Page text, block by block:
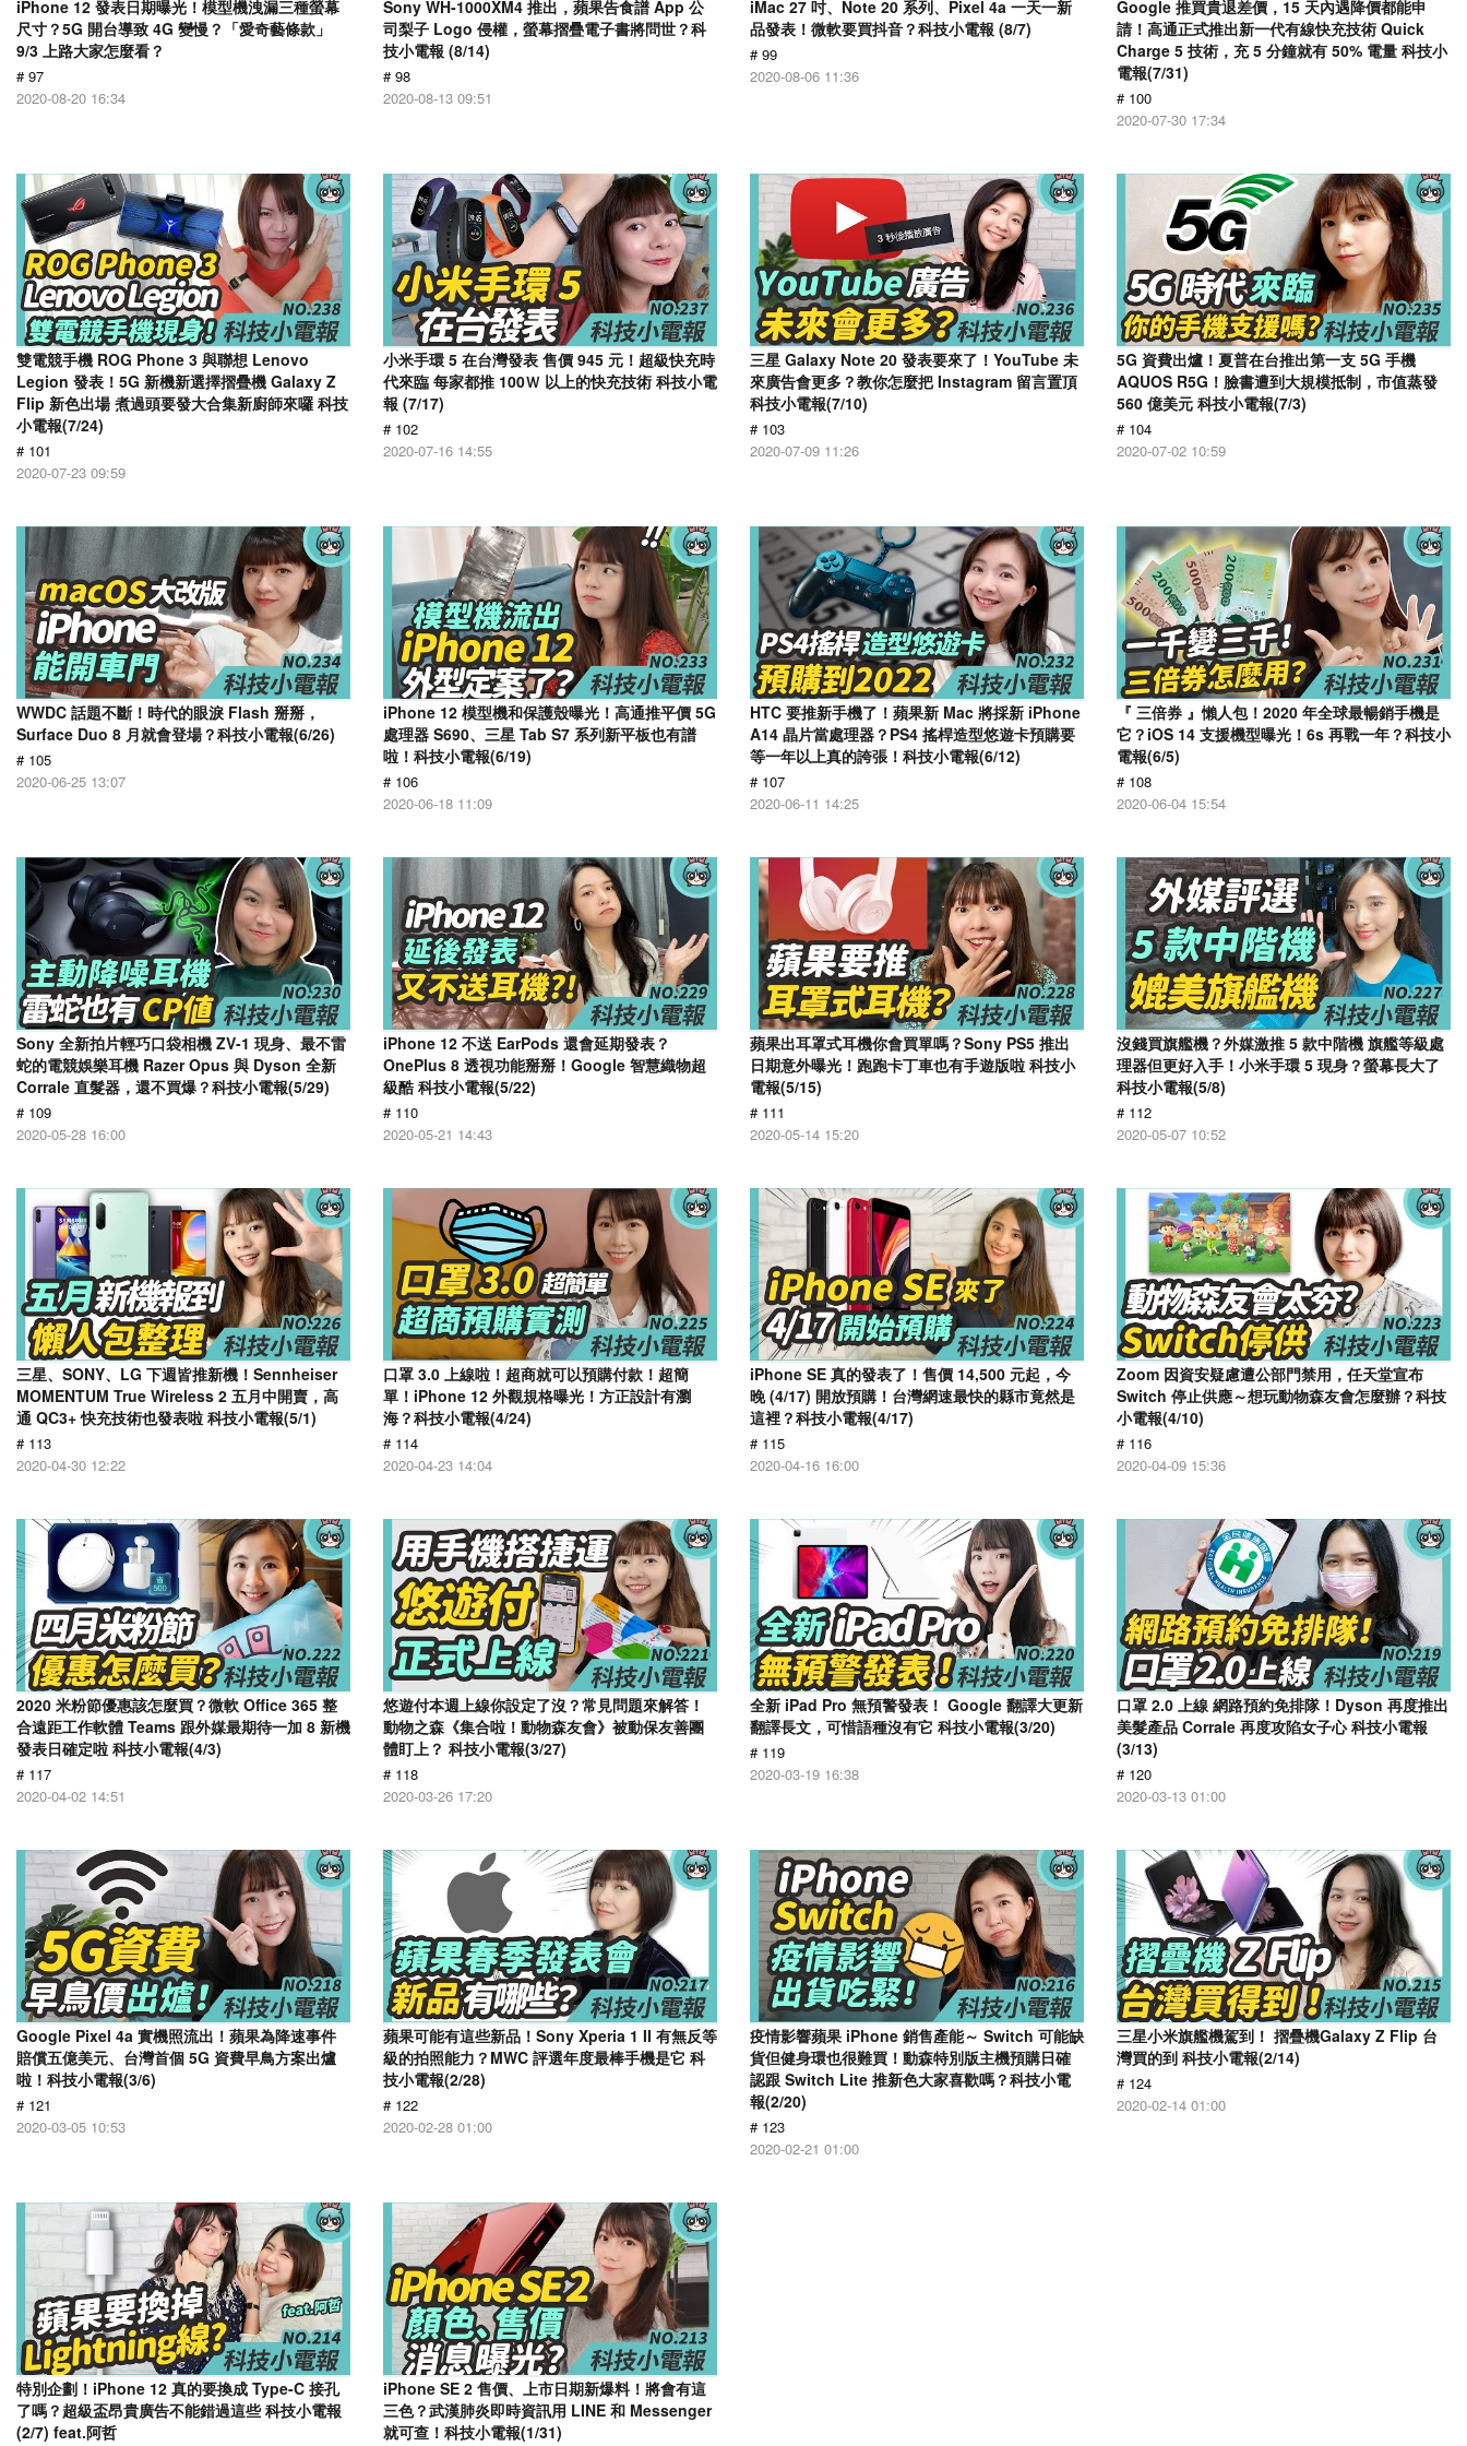
iPhone 12 發表日期曝光！模型機洩漏三種螢幕
尺寸？5G 開台導致 4G 變慢？「愛奇藝條款」
9/3 上路大家怎麼看？
# 97
2020-08-20 16:34
Sony WH-1000XM4 推出，蘋果告食譜 App 公
司梨子 Logo 侵權，螢幕摺疊電子書將問世？科
技小電報 (8/14)
# 98
2020-08-13 09:51
iMac 27 吋、Note 20 系列、Pixel 4a 一天一新
品發表！微軟要買抖音？科技小電報 (8/7)
# 99
2020-08-06 11:36
Google 推買貴退差價，15 天內遇降價都能申
請！高通正式推出新一代有線快充技術 Quick
Charge 5 技術，充 5 分鐘就有 50% 電量 科技小
電報(7/31)
# 100
2020-07-30 17:34
雙電競手機 ROG Phone 3 與聯想 Lenovo
Legion 發表！5G 新機新選擇摺疊機 Galaxy Z
Flip 新色出場 煮過頭要發大合集新廚師來囉 科技
小電報(7/24)
# 101
2020-07-23 09:59
小米手環 5 在台灣發表 售價 945 元！超級快充時
代來臨 每家都推 100Ｗ 以上的快充技術 科技小電
報 (7/17)
# 102
2020-07-16 14:55
三星 Galaxy Note 20 發表要來了！YouTube 未
來廣告會更多？教你怎麼把 Instagram 留言置頂
科技小電報(7/10)
# 103
2020-07-09 11:26
5G 資費出爐！夏普在台推出第一支 5G 手機
AQUOS R5G！臉書遭到大規模抵制，市值蒸發
560 億美元 科技小電報(7/3)
# 104
2020-07-02 10:59
WWDC 話題不斷！時代的眼淚 Flash 掰掰，
Surface Duo 8 月就會登場？科技小電報(6/26)
# 105
2020-06-25 13:07
iPhone 12 模型機和保護殼曝光！高通推平價 5G
處理器 S690、三星 Tab S7 系列新平板也有譜
啦！科技小電報(6/19)
# 106
2020-06-18 11:09
HTC 要推新手機了！蘋果新 Mac 將採新 iPhone
A14 晶片當處理器？PS4 搖桿造型悠遊卡預購要
等一年以上真的誇張！科技小電報(6/12)
# 107
2020-06-11 14:25
『 三倍券 』懶人包！2020 年全球最暢銷手機是
它？iOS 14 支援機型曝光！6s 再戰一年？科技小
電報(6/5)
# 108
2020-06-04 15:54
Sony 全新拍片輕巧口袋相機 ZV-1 現身、最不雷
蛇的電競娛樂耳機 Razer Opus 與 Dyson 全新
Corrale 直髮器，還不買爆？科技小電報(5/29)
# 109
2020-05-28 16:00
iPhone 12 不送 EarPods 還會延期發表？
OnePlus 8 透視功能掰掰！Google 智慧織物超
級酷 科技小電報(5/22)
# 110
2020-05-21 14:43
蘋果出耳罩式耳機你會買單嗎？Sony PS5 推出
日期意外曝光！跑跑卡丁車也有手遊版啦 科技小
電報(5/15)
# 111
2020-05-14 15:20
沒錢買旗艦機？外媒激推 5 款中階機 旗艦等級處
理器但更好入手！小米手環 5 現身？螢幕長大了
科技小電報(5/8)
# 112
2020-05-07 10:52
三星、SONY、LG 下週皆推新機！Sennheiser
MOMENTUM True Wireless 2 五月中開賣，高
通 QC3+ 快充技術也發表啦 科技小電報(5/1)
# 113
2020-04-30 12:22
口罩 3.0 上線啦！超商就可以預購付款！超簡
單！iPhone 12 外觀規格曝光！方正設計有瀏
海？科技小電報(4/24)
# 114
2020-04-23 14:04
​iPhone SE 真的發表了！售價 14,500 元起，今
晚 (4/17) 開放預購！台灣網速最快的縣市竟然是
這裡？科技小電報(4/17)
# 115
2020-04-16 16:00
Zoom 因資安疑慮遭公部門禁用，任天堂宣布
Switch 停止供應～想玩動物森友會怎麼辦？科技
小電報(4/10)
# 116
2020-04-09 15:36
2020 米粉節優惠該怎麼買？微軟 Office 365 整
合遠距工作軟體 Teams 跟外媒最期待一加 8 新機
發表日確定啦 科技小電報(4/3)
# 117
2020-04-02 14:51
悠遊付本週上線你設定了沒？常見問題來解答！
動物之森《集合啦！動物森友會》被動保友善團
體盯上？ 科技小電報(3/27)
# 118
2020-03-26 17:20
全新 iPad Pro 無預警發表！ Google 翻譯大更新
翻譯長文，可惜語種沒有它 科技小電報(3/20)
# 119
2020-03-19 16:38
口罩 2.0 上線 網路預約免排隊！Dyson 再度推出
美髮產品 Corrale 再度攻陷女子心 科技小電報
(3/13)
# 120
2020-03-13 01:00
Google Pixel 4a 實機照流出！蘋果為降速事件
賠償五億美元、台灣首個 5G 資費早鳥方案出爐
啦！科技小電報(3/6)
# 121
2020-03-05 10:53
蘋果可能有這些新品！Sony Xperia 1 II 有無反等
級的拍照能力？MWC 評選年度最棒手機是它 科
技小電報(2/28)
# 122
2020-02-28 01:00
疫情影響蘋果 iPhone 銷售產能～ Switch 可能缺
貨但健身環也很難買！動森特別版主機預購日確
認跟 Switch Lite 推新色大家喜歡嗎？科技小電
報(2/20)
# 123
2020-02-21 01:00
三星小米旗艦機駕到！ 摺疊機Galaxy Z Flip 台
灣買的到 科技小電報(2/14)
# 124
2020-02-14 01:00
特別企劃！iPhone 12 真的要換成 Type-C 接孔
了嗎？超級盃昂貴廣告不能錯過這些 科技小電報
(2/7) feat.阿哲
iPhone SE 2 售價、上市日期新爆料！將會有這
三色？武漢肺炎即時資訊用 LINE 和 Messenger
就可查！科技小電報(1/31)